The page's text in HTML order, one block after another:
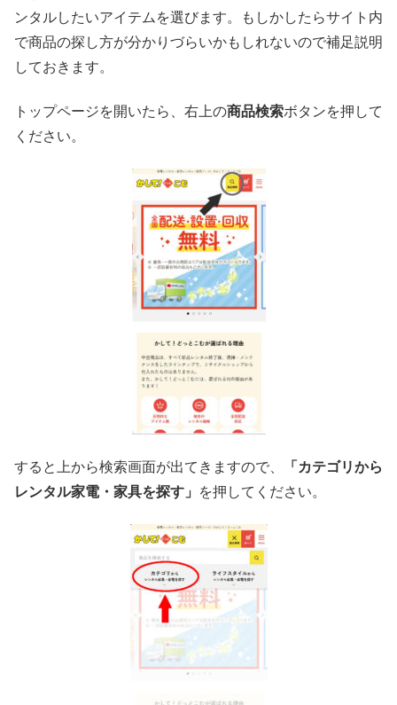
ンタルしたいアイテムを選びます。もしかしたらサイト内
で商品の探し方が分かりづらいかもしれないので補足説明
しておきます。
トップページを開いたら、右上の商品検索ボタンを押して
ください。
すると上から検索画面が出てきますので、
「カテゴリから
レンタル家電・家具を探す」
を押してください。